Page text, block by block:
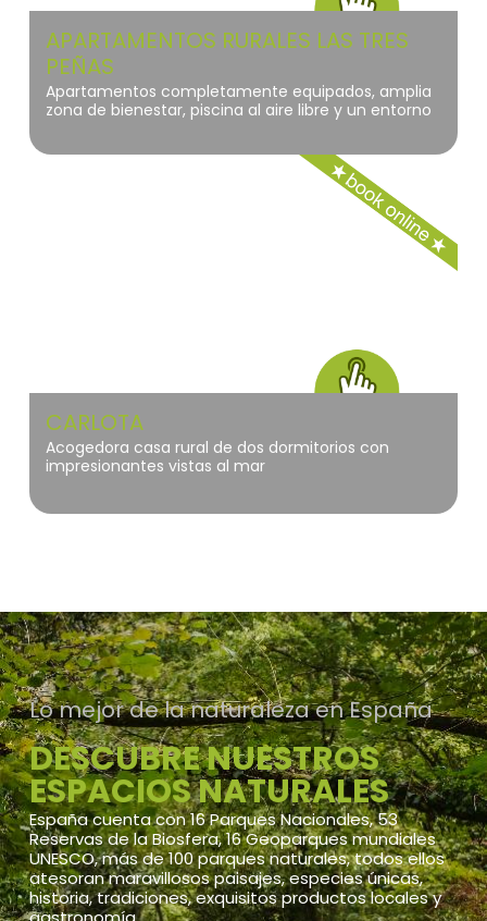
APARTAMENTOS RURALES LAS TRES
PEÑAS
Apartamentos completamente equipados, amplia
zona de bienestar, piscina al aire libre y un entorno
CARLOTA
Acogedora casa rural de dos dormitorios con
impresionantes vistas al mar
Lo mejor de la naturaleza en España
DESCUBRE NUESTROS
ESPACIOS NATURALES
España cuenta con 16 Parques Nacionales, 53
Reservas de la Biosfera, 16 Geoparques mundiales
UNESCO, más de 100 parques naturales, todos ellos
atesoran maravillosos paisajes, especies únicas,
historia, tradiciones, exquisitos productos locales y